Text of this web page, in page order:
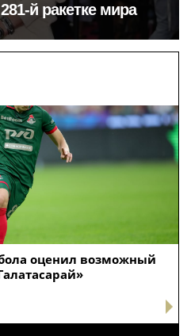
й ракетке мира
оценил возможный